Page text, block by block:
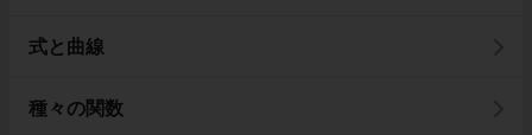
式と曲線
種々の関数